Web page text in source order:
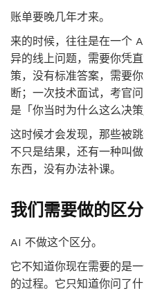
账单要晚几年才来。
来的时候，往往是在一个
异的线上问题，需要你凭
策，没有标准答案，需要
断；一次技术面试，考官
是「你当时为什么这么决策
这时候才会发现，那些被
不只是结果，还有一种叫
东西，没有办法补课。
我们需要做的区分
AI 不做这个区分。
它不知道你现在需要的是
的过程。它只知道你问了